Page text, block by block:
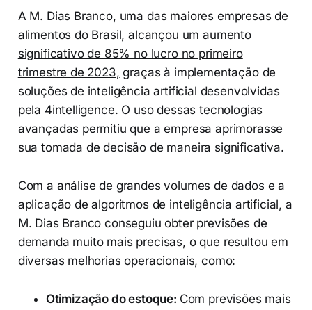
A M. Dias Branco, uma das maiores empresas de
alimentos do Brasil, alcançou umaumento
significativo de 85% no lucro no primeiro
trimestre de 2023, graças à implementação de
soluções de inteligência artificial desenvolvidas
pela 4intelligence. O uso dessas tecnologias
avançadas permitiu que a empresa aprimorasse
sua tomada de decisão de maneira significativa.
Com a análise de grandes volumes de dados e a
aplicação de algoritmos de inteligência artificial, a
M. Dias Branco conseguiu obter previsões de
demanda muito mais precisas, o que resultou em
diversas melhorias operacionais, como:
Otimização do estoque: Com previsões mais